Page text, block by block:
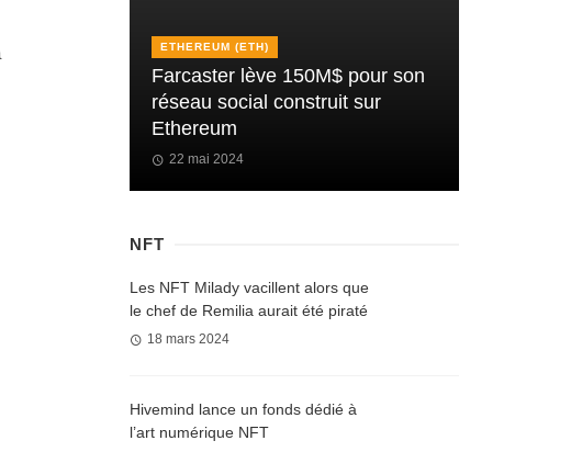
ETHEREUM (ETH)
Farcaster lève 150M$ pour son
réseau social construit sur
Ethereum
22 mai 2024
NFT
Les NFT Milady vacillent alors que
le chef de Remilia aurait été piraté
18 mars 2024
Hivemind lance un fonds dédié à
l’art numérique NFT